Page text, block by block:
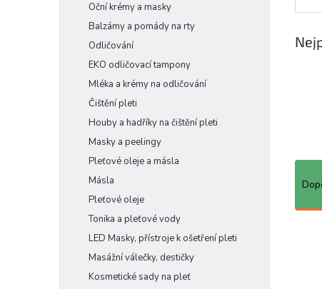
Oční krémy a masky
Balzámy a pomády na rty
Odličování
EKO odličovací tampony
Mléka a krémy na odličování
Čištění pleti
Houby a hadříky na čištění pleti
Masky a peelingy
Pleťové oleje a másla
Másla
Pleťové oleje
Tonika a pleťové vody
LED Masky, přístroje k ošetření pleti
Masážní válečky, destičky
Kosmetické sady na pleť
Ř
e